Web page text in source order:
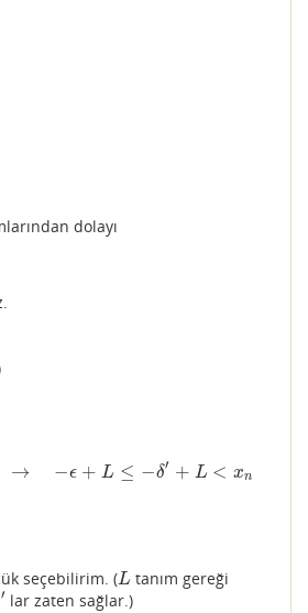
dolayı
→ −ϵ + L ≤ −δ′ + L < xn
→− L≤−δ′+ L<x n< δ′+L <ϵ+ L
seçebilirim. (L
L tanım gereği
′′ lar zaten sağlar.)